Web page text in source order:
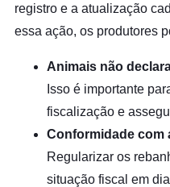
registro e a atualização
essa ação, os produtores
Animais não
Isso é importante
fiscalização e
Conformidade com
Regularizar os
situação fiscal em